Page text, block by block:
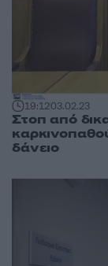
19:1203.02.23
Στοπ από
δάνειο